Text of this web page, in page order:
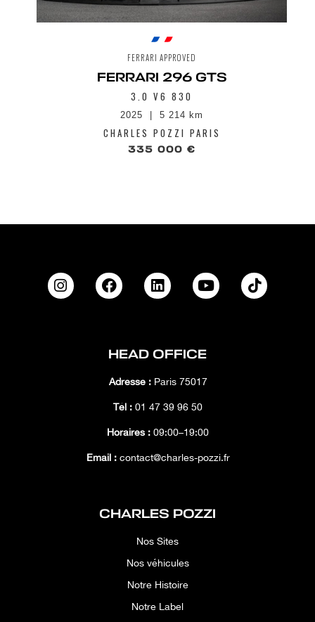
avec cartographie sur écran tactile 6.5"
Tapis habitacle en Alcantara
Volant en Carbone avec LEDs
FERRARI APPROVED
FERRARI 296 GTS
3.0 V6 830
2025 5 214 km
CHARLES POZZI PARIS
335 000 €
HEAD OFFICE
Adresse :Paris 75017
Tél : 01 47 39 96 50
Horaires : 09:00–19:00
Email :contact@charles-pozzi.fr
CHARLES POZZI
Nos Sites
Nos véhicules
Notre Histoire
Notre Label